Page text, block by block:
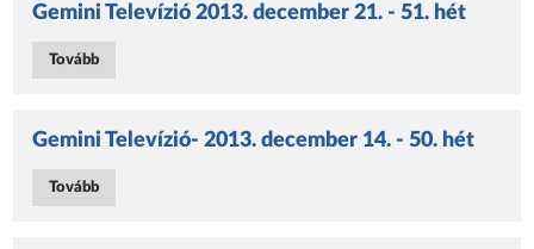
Gemini Televízió 2013. december 21. - 51. hét
Tovább
Gemini Televízió- 2013. december 14. - 50. hét
Tovább